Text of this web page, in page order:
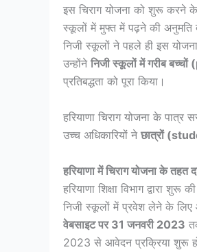
इस चिराग योजना को शुरू करने
स्कूलों में मुफ्त में पढ़ने की अनुमति
निजी स्कूलों ने पहले ही इस
उन्होंने निजी स्कूलों में गरीब
प्रतिबद्धता को पूरा किया।
हरियाणा चिराग योजना के पात्र
उच्च अधिकारियों ने छात्रों
हरियाणा में चिराग योजना के तहत
हरियाणा शिक्षा विभाग द्वारा
निजी स्कूलों में प्रवेश लेने के लिए
वेबसाइट पर 31 जनवरी 2023
2023 से आवेदन प्रक्रिया शुरू